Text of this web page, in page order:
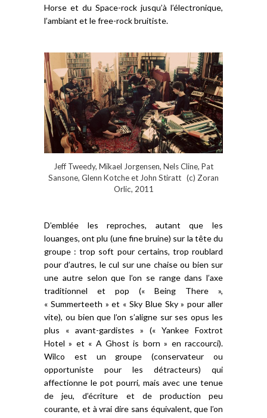
Horse et du Space-rock jusqu’à l’électronique,
l’ambiant et le free-rock bruitiste.
Jeff Tweedy, Mikael Jorgensen, Nels Cline, Pat
Sansone, Glenn Kotche et John Stiratt (c) Zoran
Orlic, 2011
D’emblée les reproches, autant que les
louanges, ont plu (une fine bruine) sur la tête du
groupe : trop soft pour certains, trop roublard
pour d’autres, le cul sur une chaise ou bien sur
une autre selon que l’on se range dans l’axe
traditionnel et pop (« Being There »,
« Summerteeth » et « Sky Blue Sky » pour aller
vite), ou bien que l’on s’aligne sur ses opus les
plus « avant-gardistes » (« Yankee Foxtrot
Hotel » et « A Ghost is born » en raccourci).
Wilco est un groupe (conservateur ou
opportuniste pour les détracteurs) qui
affectionne le pot pourri, mais avec une tenue
de jeu, d’écriture et de production peu
courante, et à vrai dire sans équivalent, que l’on